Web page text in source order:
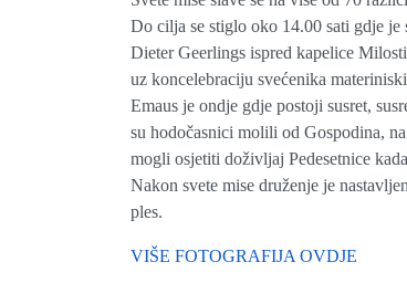
Do cilja se stiglo oko 14.00 sati gdje
Dieter Geerlings ispred kapelice
uz koncelebraciju svećenika
Emaus je ondje gdje postoji susret,
su hodočasnici molili od Gospodina,
mogli osjetiti doživljaj Pedesetnice
Nakon svete mise druženje je
ples.
VIŠE FOTOGRAFIJA OVDJE